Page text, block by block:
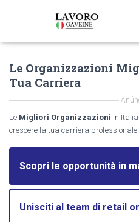
Le Organizzazioni
Tua Carriera
Le Migliori Organizzazioni in
crescere la tua carriera professionale.
Scopri le opportunità in
Unisciti al team di retail